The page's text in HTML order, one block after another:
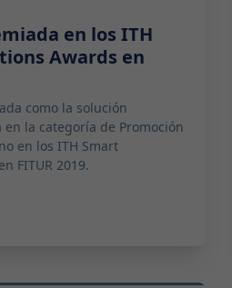
en los ITH
Awards en
como la solución
la categoría de Promoción
en los ITH Smart
FITUR 2019.